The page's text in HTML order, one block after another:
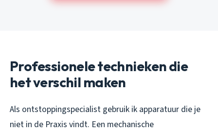
Professionele technieken die
het verschil maken
Als ontstoppingspecialist gebruik ik apparatuur die je
niet in de Praxis vindt. Een mechanische